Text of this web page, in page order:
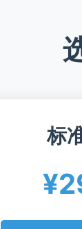
标